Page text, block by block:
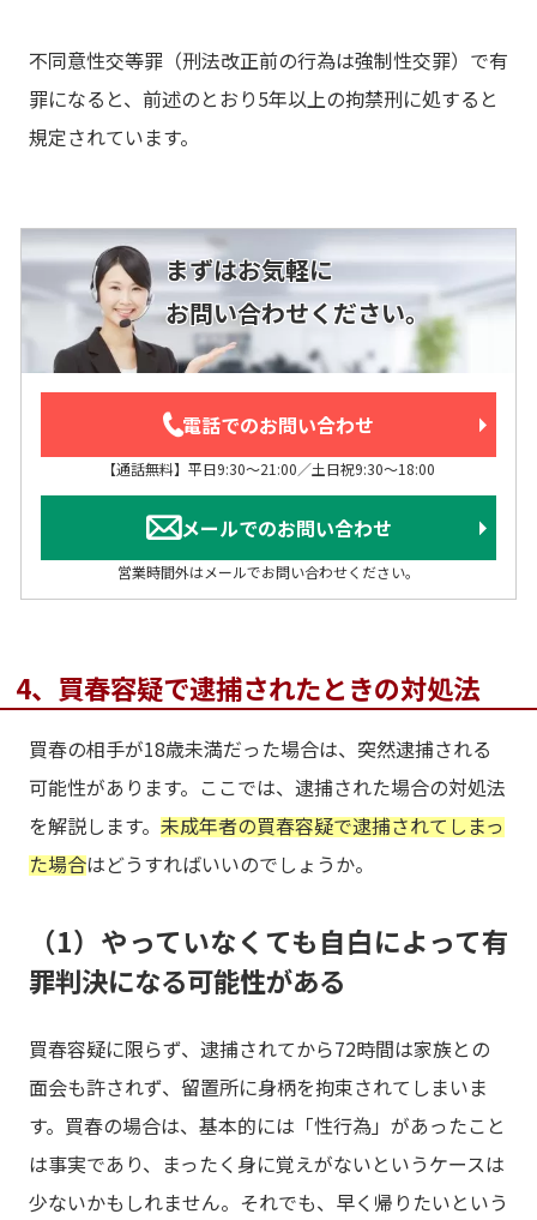
不同意性交等罪（刑法改正前の行為は強制性交罪）で有
罪になると、前述のとおり5年以上の拘禁刑に処すると
規定されています。
まずはお気軽に
お問い合わせください。
電話でのお問い合わせ
【通話無料】平日9:30～21:00／土日祝9:30～18:00
メールでのお問い合わせ
営業時間外はメールでお問い合わせください。
4、買春容疑で逮捕されたときの対処法
買春の相手が18歳未満だった場合は、突然逮捕される
可能性があります。ここでは、逮捕された場合の対処法
を解説します。 未成年者の買春容疑で逮捕されてしまっ
た場合はどうすればいいのでしょうか。
（1）やっていなくても自白によって有
罪判決になる可能性がある
買春容疑に限らず、逮捕されてから72時間は家族との
面会も許されず、留置所に身柄を拘束されてしまいま
す。買春の場合は、基本的には「性行為」があったこと
は事実であり、まったく身に覚えがないというケースは
少ないかもしれません。それでも、早く帰りたいという